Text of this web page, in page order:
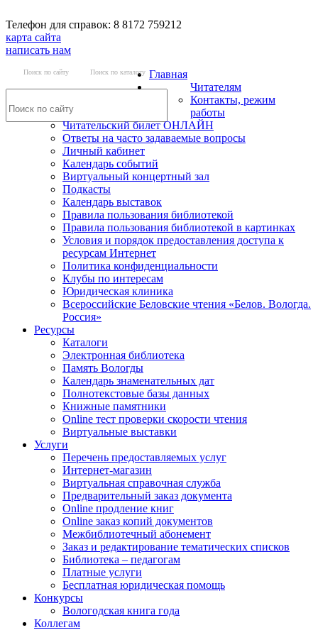
Телефон для справок: 8 8172 759212
карта сайта
написать нам
Поиск по сайту Поиск по каталогу Главная
Читателям
Контакты, режим
работы
Читательский билет ОНЛАЙН
Ответы на часто задаваемые вопросы
Личный кабинет
Календарь событий
Виртуальный концертный зал
Подкасты
Календарь выставок
Правила пользования библиотекой
Правила пользования библиотекой в картинках
Условия и порядок предоставления доступа к
ресурсам Интернет
Политика конфиденциальности
Клубы по интересам
Юридическая клиника
Всероссийские Беловские чтения «Белов. Вологда.
Россия»
Ресурсы
Каталоги
Электронная библиотека
Память Вологды
Календарь знаменательных дат
Полнотекстовые базы данных
Книжные памятники
Online тест проверки скорости чтения
Виртуальные выставки
Услуги
Перечень предоставляемых услуг
Интернет-магазин
Виртуальная справочная служба
Предварительный заказ документа
Online продление книг
Online заказ копий документов
Межбиблиотечный абонемент
Заказ и редактирование тематических списков
Библиотека – педагогам
Платные услуги
Бесплатная юридическая помощь
Конкурсы
Вологодская книга года
Коллегам